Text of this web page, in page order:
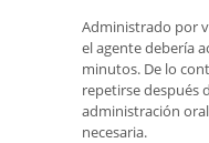
Administrado por
el agente debería
minutos. De lo
repetirse después
administración
necesaria.